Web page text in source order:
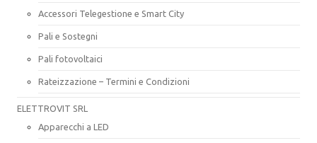
Accessori Telegestione e Smart City
Pali e Sostegni
Pali fotovoltaici
Rateizzazione – Termini e Condizioni
ELETTROVIT SRL
Apparecchi a LED